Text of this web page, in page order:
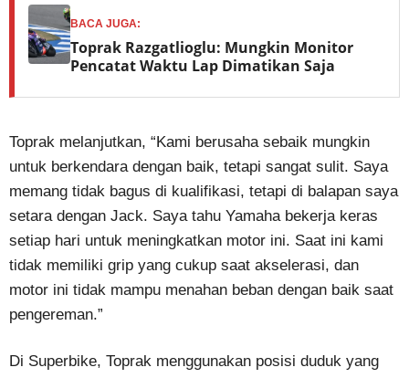
BACA JUGA:
Toprak Razgatlioglu: Mungkin Monitor
Pencatat Waktu Lap Dimatikan Saja
Toprak melanjutkan, “Kami berusaha sebaik mungkin
untuk berkendara dengan baik, tetapi sangat sulit. Saya
memang tidak bagus di kualifikasi, tetapi di balapan saya
setara dengan Jack. Saya tahu Yamaha bekerja keras
setiap hari untuk meningkatkan motor ini. Saat ini kami
tidak memiliki grip yang cukup saat akselerasi, dan
motor ini tidak mampu menahan beban dengan baik saat
pengereman.”
Di Superbike, Toprak menggunakan posisi duduk yang